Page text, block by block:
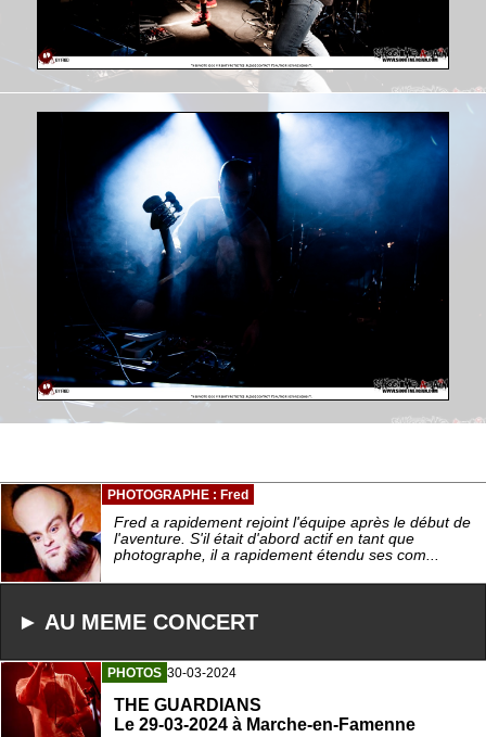
PHOTOGRAPHE : Fred
Fred a rapidement rejoint l'équipe après le début de
l'aventure. S'il était d'abord actif en tant que
photographe, il a rapidement étendu ses com...
► AU MEME CONCERT
PHOTOS 30-03-2024
THE GUARDIANS
Le 29-03-2024 à Marche-en-Famenne